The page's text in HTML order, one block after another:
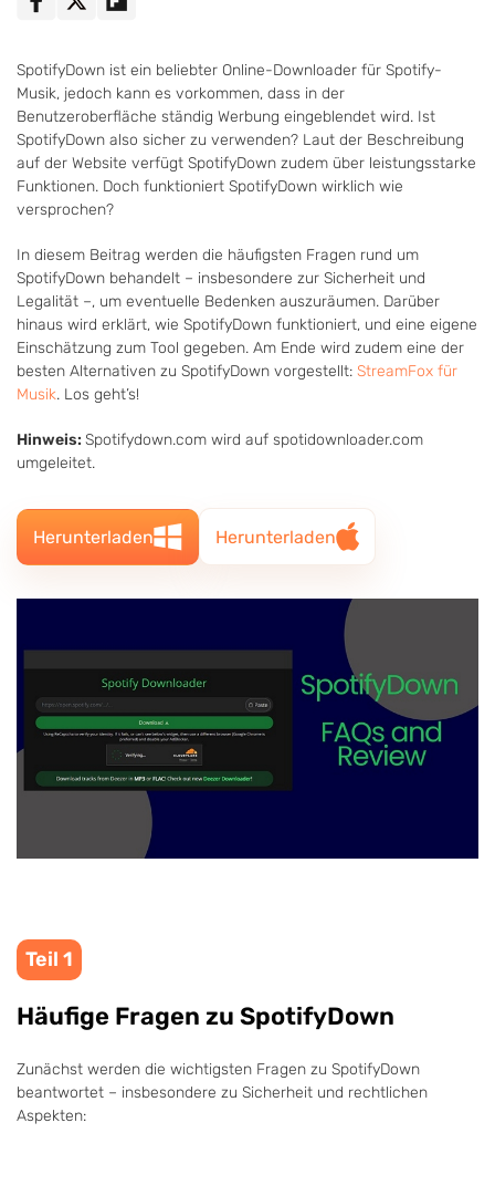
SpotifyDown ist ein beliebter Online-Downloader für Spotify-
Musik, jedoch kann es vorkommen, dass in der
Benutzeroberfläche ständig Werbung eingeblendet wird. Ist
SpotifyDown also sicher zu verwenden? Laut der Beschreibung
auf der Website verfügt SpotifyDown zudem über leistungsstarke
Funktionen. Doch funktioniert SpotifyDown wirklich wie
versprochen?
In diesem Beitrag werden die häufigsten Fragen rund um
SpotifyDown behandelt – insbesondere zur Sicherheit und
Legalität –, um eventuelle Bedenken auszuräumen. Darüber
hinaus wird erklärt, wie SpotifyDown funktioniert, und eine eigene
Einschätzung zum Tool gegeben. Am Ende wird zudem eine der
besten Alternativen zu SpotifyDown vorgestellt: StreamFox für
Musik. Los geht’s!
Hinweis: Spotifydown.com wird auf spotidownloader.com
umgeleitet.
Herunterladen Herunterladen
Teil 1
Häufige Fragen zu SpotifyDown
Zunächst werden die wichtigsten Fragen zu SpotifyDown
beantwortet – insbesondere zu Sicherheit und rechtlichen
Aspekten: